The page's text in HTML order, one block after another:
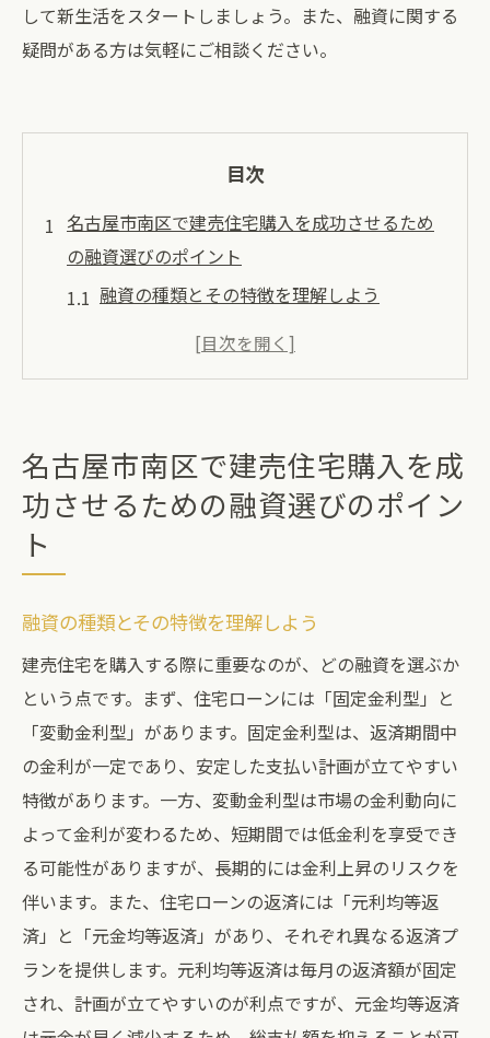
して新生活をスタートしましょう。また、融資に関する
疑問がある方は気軽にご相談ください。
目次
名古屋市南区で建売住宅購入を成功させるため
の融資選びのポイント
融資の種類とその特徴を理解しよう
金利の違いがもたらす影響を検討する
融資審査のポイントと成功する対策
信頼できる金融機関の選び方
建売住宅購入者必見！名古屋市南区での有利な
金融機関の評判や実績を確認する
有明ハウジングの推奨する銀行の特徴
融資手続きの流れを理解する
融資プランの柔軟性をチェック
金利交渉のポイントとタイミング
有明ハウジングが教える名古屋市南区での建売
住宅購入の秘訣
地域特性を活かした住宅選びのコツ
購入前に確認すべき法的手続き
価格交渉を成功させるための戦略
有明ハウジングのサポート体制とメリット
名古屋市南区で建売住宅購入を成
功させるための融資選びのポイン
ト
融資の種類とその特徴を理解しよう
建売住宅を購入する際に重要なのが、どの融資を選ぶか
という点です。まず、住宅ローンには「固定金利型」と
「変動金利型」があります。固定金利型は、返済期間中
の金利が一定であり、安定した支払い計画が立てやすい
特徴があります。一方、変動金利型は市場の金利動向に
よって金利が変わるため、短期間では低金利を享受でき
る可能性がありますが、長期的には金利上昇のリスクを
伴います。また、住宅ローンの返済には「元利均等返
済」と「元金均等返済」があり、それぞれ異なる返済プ
ランを提供します。元利均等返済は毎月の返済額が固定
され、計画が立てやすいのが利点ですが、元金均等返済